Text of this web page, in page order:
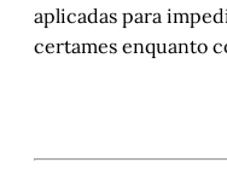
aplicadas para
certames enquanto